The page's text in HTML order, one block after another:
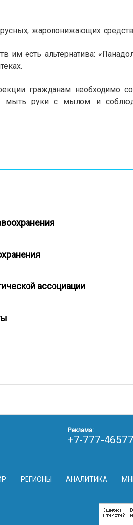
жаропонижающих средств
есть альтернатива:
гражданам необходимо
мыть руки с мылом и
ассоциации
РЕГИОНЫ АНАЛИТИКА
Реклама:
+7-777-